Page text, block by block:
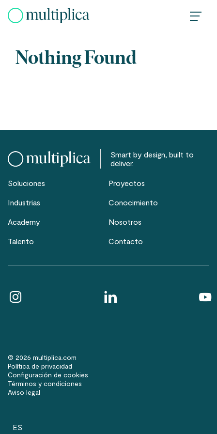
Nothing Found
Smart by design, built to
deliver.
Soluciones Proyectos
Industrias Conocimiento
Academy Nosotros
Talento Contacto
© 2026 multiplica.com
Política de privacidad
Configuración de cookies
Términos y condiciones
Aviso legal
ES